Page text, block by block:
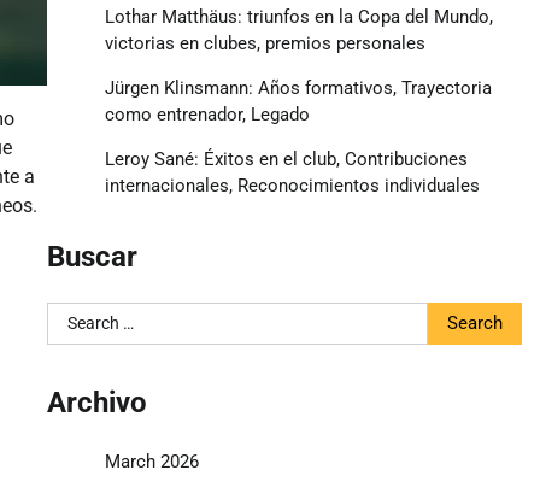
a
Lothar Matthäus: triunfos en la Copa del Mundo,
victorias en clubes, premios personales
Jürgen Klinsmann: Años formativos, Trayectoria
como entrenador, Legado
Leroy Sané: Éxitos en el club, Contribuciones
internacionales, Reconocimientos individuales
Buscar
Search
for:
Archivo
March 2026